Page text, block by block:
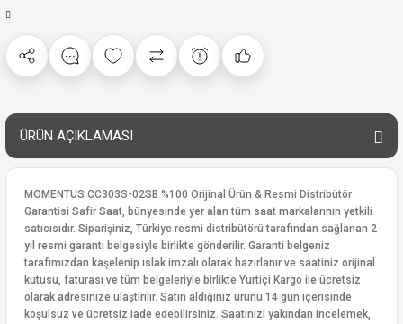
ÜRÜN AÇIKLAMASI
MOMENTUS CC303S-02SB %100 Orijinal Ürün & Resmi Distribütör
Garantisi Safir Saat, bünyesinde yer alan tüm saat markalarının yetkili
satıcısıdır. Siparişiniz, Türkiye resmi distribütörü tarafından sağlanan 2
yıl resmi garanti belgesiyle birlikte gönderilir. Garanti belgeniz
tarafımızdan kaşelenip ıslak imzalı olarak hazırlanır ve saatiniz orijinal
kutusu, faturası ve tüm belgeleriyle birlikte Yurtiçi Kargo ile ücretsiz
olarak adresinize ulaştırılır. Satın aldığınız ürünü 14 gün içerisinde
koşulsuz ve ücretsiz iade edebilirsiniz. Saatinizi yakından incelemek,